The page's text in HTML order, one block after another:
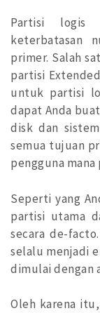
Partisi logis
keterbatasan
primer. Salah
partisi
untuk partisi
dapat Anda
disk dan
semua tujuan
pengguna mana
Seperti yang
partisi utama
secara de-
selalu menjadi
dimulai dengan
Oleh karena